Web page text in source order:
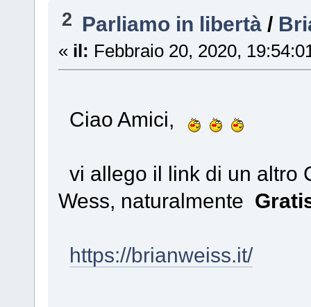
2 Parliamo in libertà /
« il: Febbraio 20, 2020,
Ciao Amici,
vi allego il link di un altro
Wess, naturalmente
https://brianweiss.it/